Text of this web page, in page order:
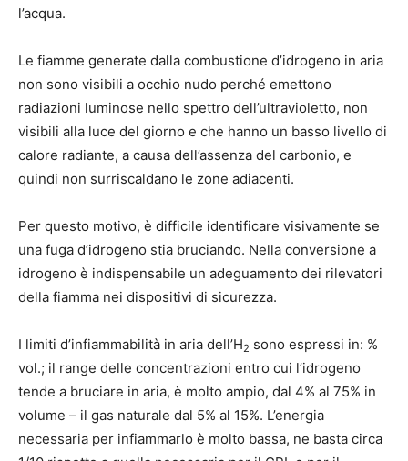
l’acqua.
Le fiamme generate dalla combustione d’idrogeno in aria
non sono visibili a occhio nudo perché emettono
radiazioni luminose nello spettro dell’ultravioletto, non
visibili alla luce del giorno e che hanno un basso livello di
calore radiante, a causa dell’assenza del carbonio, e
quindi non surriscaldano le zone adiacenti.
Per questo motivo, è difficile identificare visivamente se
una fuga d’idrogeno stia bruciando. Nella conversione a
idrogeno è indispensabile un adeguamento dei rilevatori
della fiamma nei dispositivi di sicurezza.
I limiti d’infiammabilità in aria dell’H2 sono espressi in: %
vol.; il range delle concentrazioni entro cui l’idrogeno
tende a bruciare in aria, è molto ampio, dal 4% al 75% in
volume – il gas naturale dal 5% al 15%. L’energia
necessaria per infiammarlo è molto bassa, ne basta circa